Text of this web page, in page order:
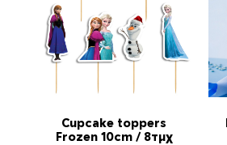
Cupcake toppers
Frozen 10cm / 8τμχ